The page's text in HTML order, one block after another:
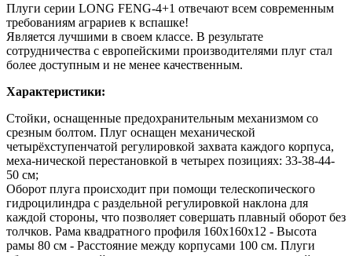
Плуги серии LONG FENG-4+1 отвечают всем современным
требованиям аграриев к вспашке!
Является лучшими в своем классе. В результате
сотрудничества с европейскими производителями плуг стал
более доступным и не менее качественным.
Характеристики:
Стойки, оснащенные предохранительным механизмом со
срезным болтом. Плуг оснащен механической
четырёхступенчатой регулировкой захвата каждого корпуса,
меха-нической перестановкой в четырех позициях: 33-38-44-
50 см;
Оборот плуга происходит при помощи телескопического
гидроцилиндра с раздельной регулировкой наклона для
каждой стороны, что позволяет совершать плавный оборот без
толчков. Рама квадратного профиля 160х160х12 - Высота
рамы 80 см - Расстояние между корпусами 100 см. Плуги